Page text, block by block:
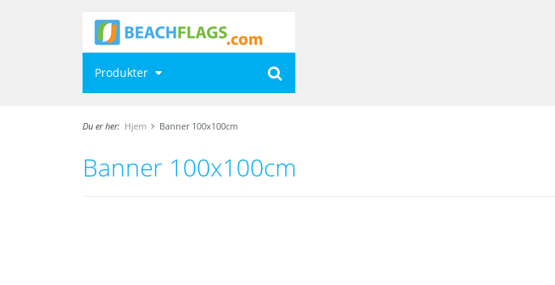
Produkter
Du er her: Hjem Banner 100x100cm
Banner 100x100cm